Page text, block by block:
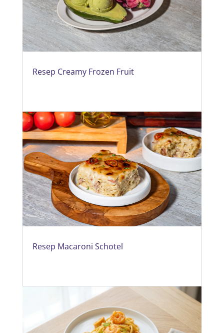
Resep Creamy Frozen Fruit
Resep Macaroni Schotel